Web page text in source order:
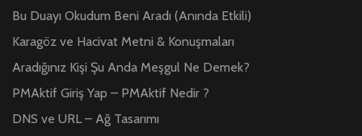
Bu Duayı Okudum Beni Aradı (Anında Etkili)
Karagöz ve Hacivat Metni & Konuşmaları
Aradığınız Kişi Şu Anda Meşgul Ne Demek?
PMAktif Giriş Yap – PMAktif Nedir ?
DNS ve URL – Ağ Tasarımı